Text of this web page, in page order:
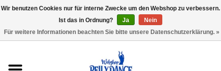
Wir benutzen Cookies nur für interne Zwecke um den Webshop zu verbessern.
Ist das in Ordnung?
Ja
Nein
Für weitere Informationen beachten Sie bitte unsere Datenschutzerklärung. »